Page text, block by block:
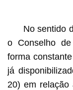
No sentido
o Conselho
forma
já
20) em relação